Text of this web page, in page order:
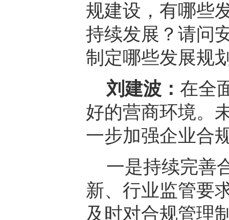
规建设，有哪些
持续发展？请问
制定哪些发展规
刘建波： 在全
好的营商环境。
一步加强企业合
一是持续完善
新、行业监管要
及时对合规管理